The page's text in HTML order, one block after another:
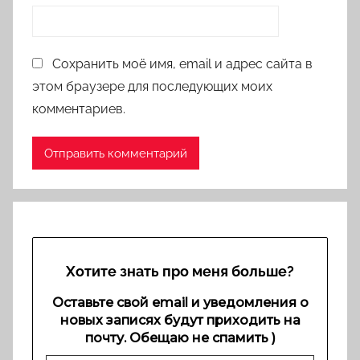
Сохранить моё имя, email и адрес сайта в
этом браузере для последующих моих
комментариев.
Хотите знать про меня больше?
Оставьте свой email и уведомления о
новых записях будут приходить на
почту. Обещаю не спамить )